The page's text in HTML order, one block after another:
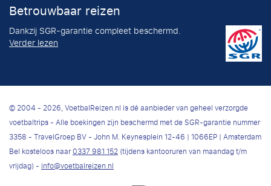
Betrouwbaar reizen
Dankzij SGR-garantie compleet beschermd.
Verder lezen
© 2004 - 2026, VoetbalReizen.nl is dé aanbieder van geheel verzorgde
voetbaltrips - Alle boekingen zijn beschermd met de SGR-garantie nummer
3358 - TravelGroep BV - John M. Keynesplein 12-46 | 1066EP | Amsterdam
Bel kosteloos naar0337 981 152(tijdens kantooruren van maandag t/m
vrijdag) -info@voetbalreizen.nl